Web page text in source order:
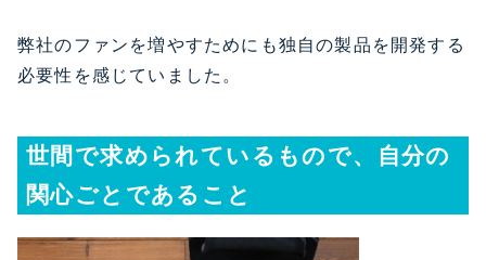
弊社のファンを増やすためにも独自の製品を開発する
必要性を感じていました。
世間で求められているもので、自分の
関心ごとであること